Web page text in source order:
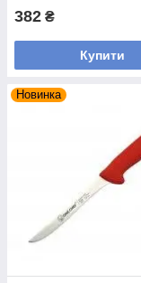
382 ₴
Купити
Новинка